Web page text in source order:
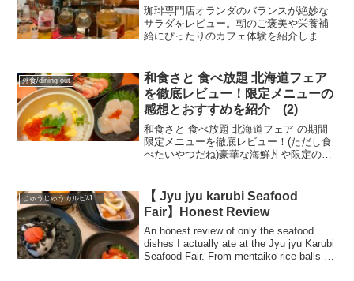
珈琲専門店オランダのバランスが絶妙な
サラダをレビュー。朝のご褒美や栄養補
給にぴったりのカフェ体験を紹介しま
外食/dining out
和食さと 食べ放題 北海道フェア
を徹底レビュー！限定メニューの
感想とおすすめを紹介 (2)
和食さと 食べ放題 北海道フェア の期間
限定メニューを徹底レビュー！(ただし食
べたいやつだね)豪華な海鮮丼や限定の
スパ情報まで、ブログでリアルに紹介し
ます！
じゅうじゅうカルビ/Juju karubi BBQ Restaurant
【 Jyu jyu karubi Seafood
Fair】Honest Review
An honest review of only the seafood
dishes I actually ate at the Jyu jyu Karubi
Seafood Fair. From mentaiko rice balls to